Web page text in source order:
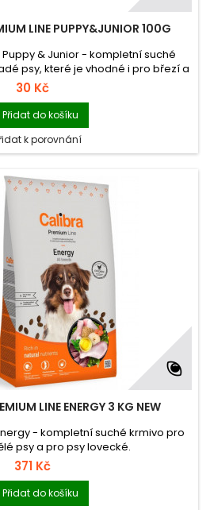
LINE PUPPY&JUNIOR 100G
& Junior - kompletní suché
psy, které je vhodné i pro březí a
kojící feny.
30 Kč
Přidat do košíku
k porovnání
LINE ENERGY 3 KG NEW
- kompletní suché krmivo pro
psy a pro psy lovecké.
371 Kč
Přidat do košíku